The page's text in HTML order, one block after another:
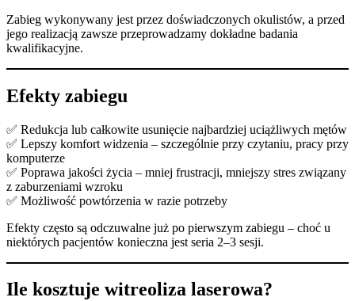
Zabieg wykonywany jest przez doświadczonych okulistów, a przed
jego realizacją zawsze przeprowadzamy dokładne badania
kwalifikacyjne.
Efekty zabiegu
✅ Redukcja lub całkowite usunięcie najbardziej uciążliwych mętów
✅ Lepszy komfort widzenia – szczególnie przy czytaniu, pracy przy
komputerze
✅ Poprawa jakości życia – mniej frustracji, mniejszy stres związany
z zaburzeniami wzroku
✅ Możliwość powtórzenia w razie potrzeby
Efekty często są odczuwalne już po pierwszym zabiegu – choć u
niektórych pacjentów konieczna jest seria 2–3 sesji.
Ile kosztuje witreoliza laserowa?